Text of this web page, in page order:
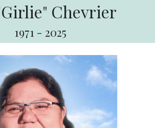
Chevrier
1971 - 2025